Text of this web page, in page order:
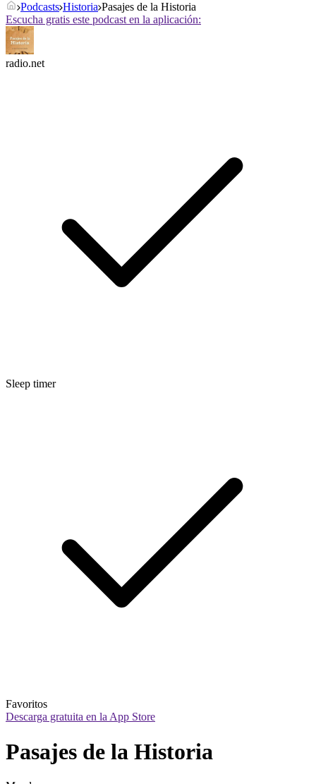
Podcasts Historia Pasajes de la Historia
Escucha gratis este podcast en la aplicación:
radio.net
Sleep timer
Favoritos
Descarga gratuita en la App Store
Pasajes de la Historia